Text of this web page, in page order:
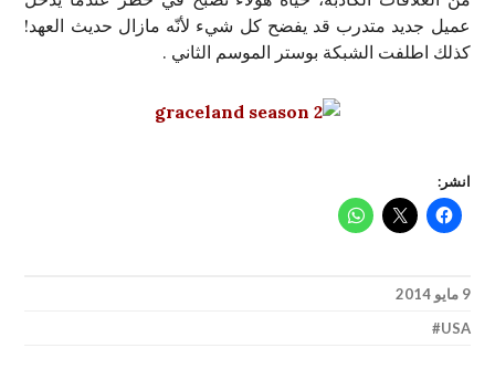
عميل جديد متدرب قد يفضح كل شيء لأنّه مازال حديث العهد!
كذلك اطلفت الشبكة بوستر الموسم الثاني .
انشر:
9 مايو 2014
USA